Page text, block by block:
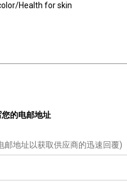
Health for skin
您的电邮地址
邮地址以获取供应商的迅速回覆)